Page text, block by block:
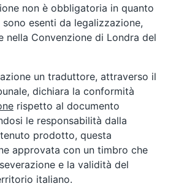
non è obbligatoria in quanto
esenti da legalizzazione,
nella Convenzione di Londra del
un traduttore, attraverso il
dichiara la conformità
rispetto al documento
le responsabilità dalla
prodotto, questa
approvata con un timbro che
e la validità del
italiano.